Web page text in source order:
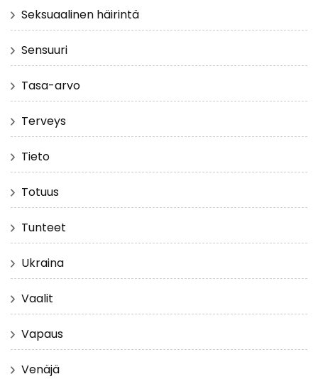
Seksuaalinen häirintä
Sensuuri
Tasa-arvo
Terveys
Tieto
Totuus
Tunteet
Ukraina
Vaalit
Vapaus
Venäjä